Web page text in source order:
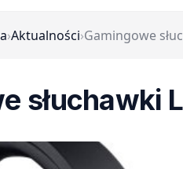
›Aktualności›Gamingowe
słuchawki